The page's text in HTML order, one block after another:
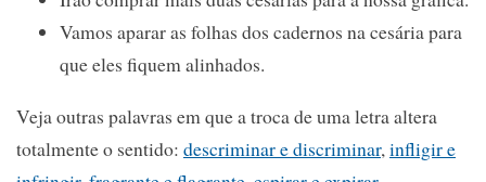
Vamos aparar as folhas dos cadernos na cesária para
que eles fiquem alinhados.
Veja outras palavras em que a troca de uma letra altera
totalmente o sentido: descriminar e discriminar, infligir e